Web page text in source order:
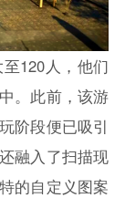
120人，他们
。此前，该游
阶段便已吸引
融入了扫描现
的自定义图案